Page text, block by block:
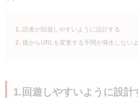
読者が回遊しやすいように設計する
後からURLを変更する手間が発生しない
1.回遊しやすいように設計